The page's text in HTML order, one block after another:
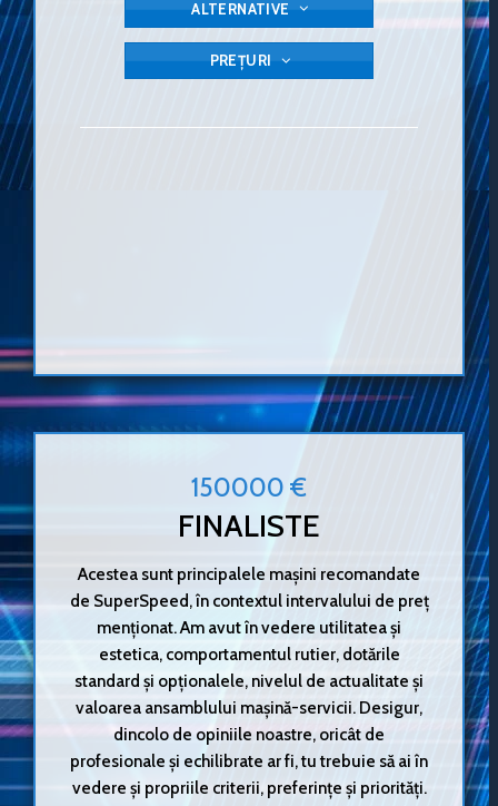
ALTERNATIVE
PREȚURI
150000 €
FINALISTE
Acestea sunt principalele mașini recomandate
de SuperSpeed, în contextul intervalului de preț
menționat. Am avut în vedere utilitatea și
estetica, comportamentul rutier, dotările
standard și opționalele, nivelul de actualitate și
valoarea ansamblului mașină-servicii. Desigur,
dincolo de opiniile noastre, oricât de
profesionale și echilibrate ar fi, tu trebuie să ai în
vedere și propriile criterii, preferințe și priorități.